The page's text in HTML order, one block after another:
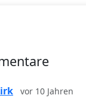
vor 10 Jahren